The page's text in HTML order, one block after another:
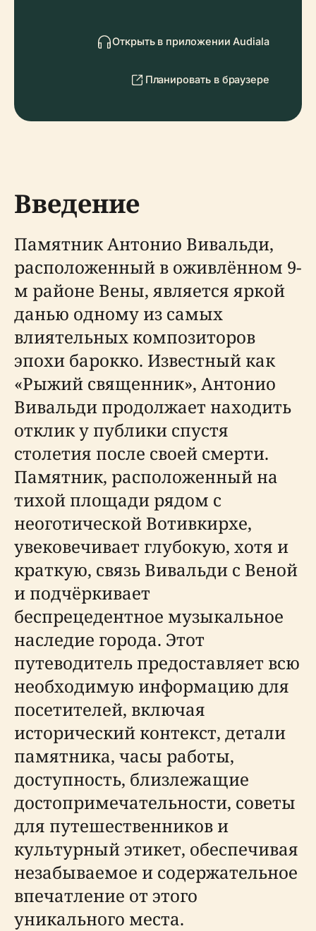
Открыть в приложении Audiala
Планировать в браузере
Введение
Памятник Антонио Вивальди,
расположенный в оживлённом 9-
м районе Вены, является яркой
данью одному из самых
влиятельных композиторов
эпохи барокко. Известный как
«Рыжий священник», Антонио
Вивальди продолжает находить
отклик у публики спустя
столетия после своей смерти.
Памятник, расположенный на
тихой площади рядом с
неоготической Вотивкирхе,
увековечивает глубокую, хотя и
краткую, связь Вивальди с Веной
и подчёркивает
беспрецедентное музыкальное
наследие города. Этот
путеводитель предоставляет всю
необходимую информацию для
посетителей, включая
исторический контекст, детали
памятника, часы работы,
доступность, близлежащие
достопримечательности, советы
для путешественников и
культурный этикет, обеспечивая
незабываемое и содержательное
впечатление от этого
уникального места.